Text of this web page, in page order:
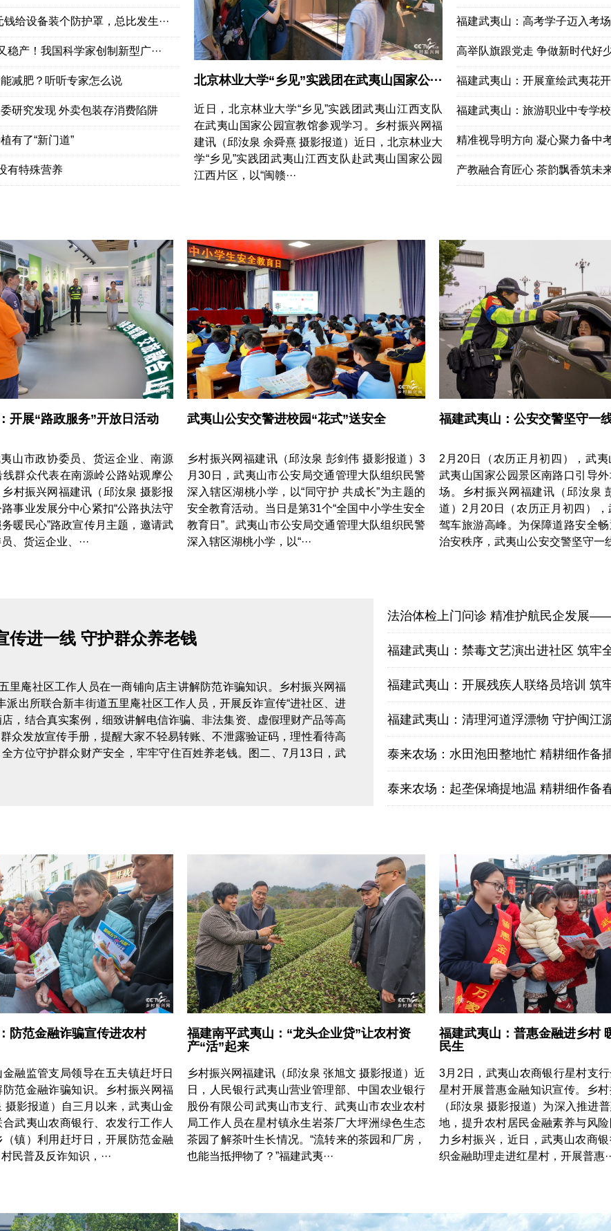
钱给设备装个防护罩，总比发生···
稳产！我国科学家创制新型广···
减肥？听听专家怎么说
委研究发现 外卖包装存消费陷阱
有了“新门道”
有特殊营养
北京林业大学“乡见”实践团在武夷山国家公···
近日，北京林业大学“乡见”实践团武夷山江西支队
在武夷山国家公园宣教馆参观学习。乡村振兴网福
建讯（邱汝泉 余舜熹 摄影报道）近日，北京林业大
学“乡见”实践团武夷山江西支队赴武夷山国家公园
江西片区，以“闽赣···
福建武夷山：高考学子迈入考场
高举队旗跟党走 争做新时代好
福建武夷山：开展童绘武夷花开
福建武夷山：旅游职业中专学校
精准视导明方向 凝心聚力备中
产教融合育匠心 茶韵飘香筑未
开展“路政服务”开放日活动
山市政协委员、货运企业、南源
群众代表在南源岭公路站观摩公
村振兴网福建讯（邱汝泉 摄影报
事业发展分中心紧扣“公路执法守
暖民心”路政宣传月主题，邀请武
、货运企业、···
武夷山公安交警进校园“花式”送安全
乡村振兴网福建讯（邱汝泉 彭剑伟 摄影报道）3
月30日，武夷山市公安局交通管理大队组织民警
深入辖区湖桃小学，以“同守护 共成长”为主题的
安全教育活动。当日是第31个“全国中小学生安全
教育日”。武夷山市公安局交通管理大队组织民警
深入辖区湖桃小学，以“···
福建武夷山：公安交警坚守一
2月20日（农历正月初四），武
武夷山国家公园景区南路口引导
场。乡村振兴网福建讯（邱汝泉
道）2月20日（农历正月初四）
驾车旅游高峰。为保障道路安全
治安秩序，武夷山公安交警坚守一线
传进一线 守护群众养老钱
里庵社区工作人员在一商铺向店主讲解防范诈骗知识。乡村振兴网福
出所联合新丰街道五里庵社区工作人员，开展反诈宣传“进社区、进
，结合真实案例，细致讲解电信诈骗、非法集资、虚假理财产品等高
众发放宣传手册，提醒大家不轻易转账、不泄露验证码，理性看待高
方位守护群众财产安全，牢牢守住百姓养老钱。图二、7月13日，武
法治体检上门问诊 精准护航民企发展——
福建武夷山：禁毒文艺演出进社区 筑牢
福建武夷山：开展残疾人联络员培训 筑
福建武夷山：清理河道浮漂物 守护闽江
泰来农场：水田泡田整地忙 精耕细作备
泰来农场：起垄保墒提地温 精耕细作备
防范金融诈骗宣传进农村
融监管支局领导在五夫镇赶圩日
防范金融诈骗知识。乡村振兴网福
摄影报道）自三月以来，武夷山金
武夷山农商银行、农发行工作人
（镇）利用赶圩日，开展防范金融
民普及反诈知识，···
福建南平武夷山：“龙头企业贷”让农村资
产“活”起来
乡村振兴网福建讯（邱汝泉 张旭文 摄影报道）近
日，人民银行武夷山营业管理部、中国农业银行
股份有限公司武夷山市支行、武夷山市农业农村
局工作人员在星村镇永生岩茶厂大坪洲绿色生态
茶园了解茶叶生长情况。“流转来的茶园和厂房，
也能当抵押物了？”福建武夷···
福建武夷山：普惠金融进乡村
民生
3月2日，武夷山农商银行星村支
星村开展普惠金融知识宣传。乡
（邱汝泉 摄影报道）为深入推进
地，提升农村居民金融素养与风
力乡村振兴，近日，武夷山农商
织金融助理走进红星村，开展普惠